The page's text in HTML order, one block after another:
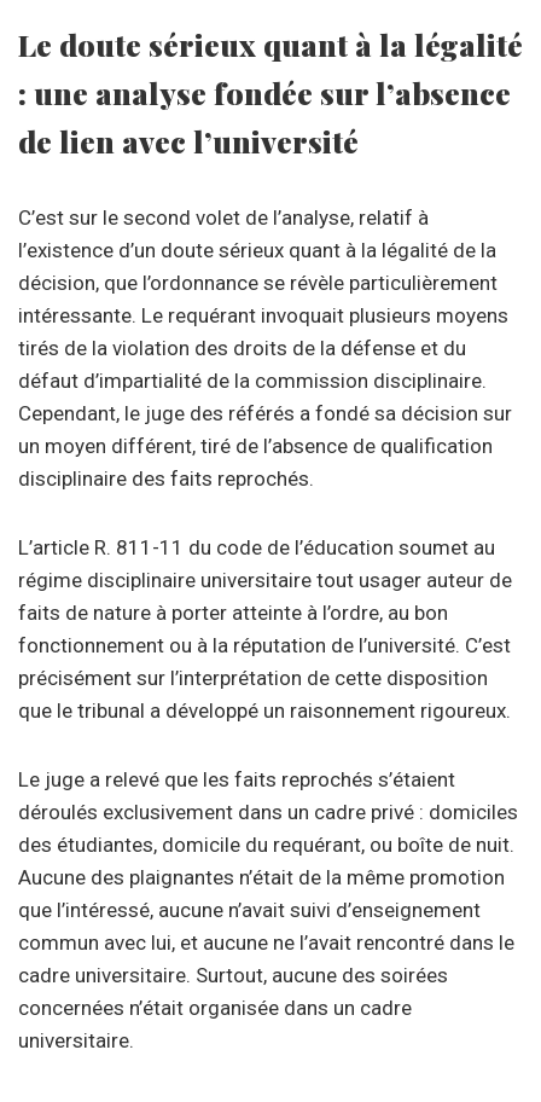
Le doute sérieux quant à la légalité
: une analyse fondée sur l’absence
de lien avec l’université
C’est sur le second volet de l’analyse, relatif à
l’existence d’un doute sérieux quant à la légalité de la
décision, que l’ordonnance se révèle particulièrement
intéressante. Le requérant invoquait plusieurs moyens
tirés de la violation des droits de la défense et du
défaut d’impartialité de la commission disciplinaire.
Cependant, le juge des référés a fondé sa décision sur
un moyen différent, tiré de l’absence de qualification
disciplinaire des faits reprochés.
L’article R. 811-11 du code de l’éducation soumet au
régime disciplinaire universitaire tout usager auteur de
faits de nature à porter atteinte à l’ordre, au bon
fonctionnement ou à la réputation de l’université. C’est
précisément sur l’interprétation de cette disposition
que le tribunal a développé un raisonnement rigoureux.
Le juge a relevé que les faits reprochés s’étaient
déroulés exclusivement dans un cadre privé : domiciles
des étudiantes, domicile du requérant, ou boîte de nuit.
Aucune des plaignantes n’était de la même promotion
que l’intéressé, aucune n’avait suivi d’enseignement
commun avec lui, et aucune ne l’avait rencontré dans le
cadre universitaire. Surtout, aucune des soirées
concernées n’était organisée dans un cadre
universitaire.